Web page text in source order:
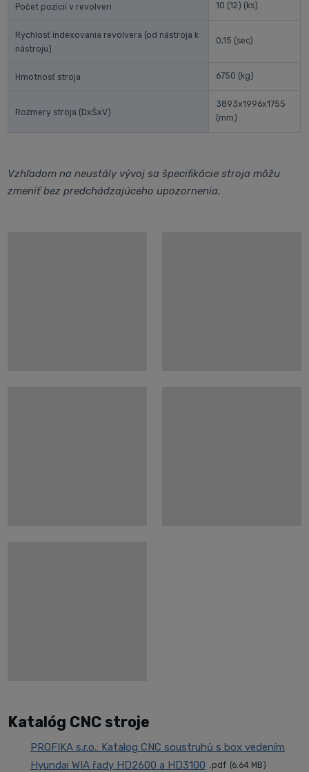
Počet pozícií v revolveri 10 (12) (ks)
Rýchlosť indexovania revolvera (od nástroja k
nástroju)
0,15 (sec)
Hmotnosť stroja 6750 (kg)
Rozmery stroja (DxŠxV)
3893x1996x1755
(mm)
Vzhľadom na neustály vývoj sa špecifikácie stroja môžu
zmeniť bez predchádzajúceho upozornenia.
Katalóg CNC stroje
PROFIKA s.r.o.: Katalog CNC soustruhů s box vedením
Hyundai WIA řady HD2600 a HD3100
pdf 6.64 MB